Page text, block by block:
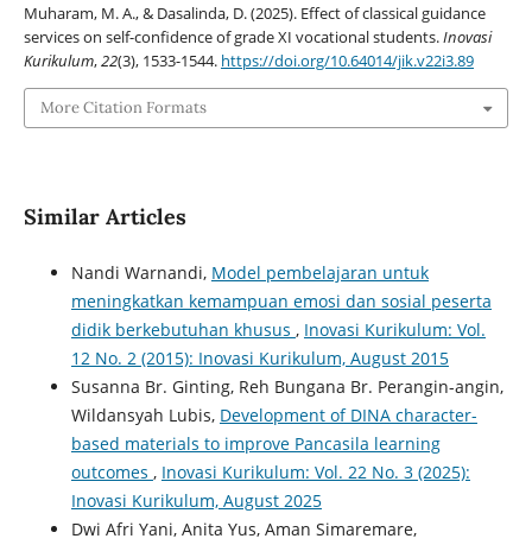
Muharam, M. A., & Dasalinda, D. (2025). Effect of classical guidance
services on self-confidence of grade XI vocational students.Inovasi
Kurikulum,22(3), 1533-1544. https://doi.org/10.64014/jik.v22i3.89
More Citation Formats
Similar Articles
Nandi Warnandi, Model pembelajaran untuk
meningkatkan kemampuan emosi dan sosial peserta
didik berkebutuhan khusus , Inovasi Kurikulum: Vol.
12 No. 2 (2015): Inovasi Kurikulum, August 2015
Susanna Br. Ginting, Reh Bungana Br. Perangin-angin,
Wildansyah Lubis, Development of DINA character-
based materials to improve Pancasila learning
outcomes , Inovasi Kurikulum: Vol. 22 No. 3 (2025):
Inovasi Kurikulum, August 2025
Dwi Afri Yani, Anita Yus, Aman Simaremare,